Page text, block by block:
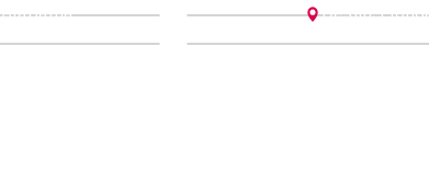
Alabama Destin,